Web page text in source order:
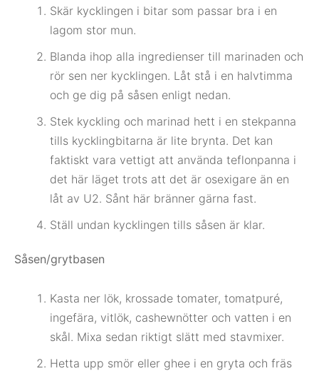
Skär kycklingen i bitar som passar bra i en
lagom stor mun.
Blanda ihop alla ingredienser till marinaden och
rör sen ner kycklingen. Låt stå i en halvtimma
och ge dig på såsen enligt nedan.
Stek kyckling och marinad hett i en stekpanna
tills kycklingbitarna är lite brynta. Det kan
faktiskt vara vettigt att använda teflonpanna i
det här läget trots att det är osexigare än en
låt av U2. Sånt här bränner gärna fast.
Ställ undan kycklingen tills såsen är klar.
Såsen/grytbasen
Kasta ner lök, krossade tomater, tomatpuré,
ingefära, vitlök, cashewnötter och vatten i en
skål. Mixa sedan riktigt slätt med stavmixer.
Hetta upp smör eller ghee i en gryta och fräs